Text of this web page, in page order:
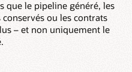
que le pipeline généré, les
ou les contrats
– et non uniquement le